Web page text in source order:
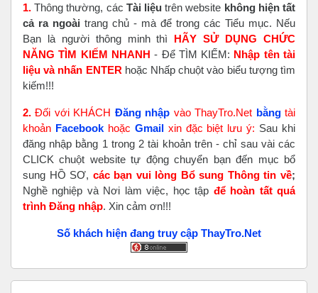
1. Thông thường, các Tài liệu trên website không hiện tất
cả ra ngoài trang chủ - mà để trong các Tiểu mục. Nếu
Bạn là người thông minh thì HÃY SỬ DỤNG CHỨC
NĂNG TÌM KIẾM NHANH - Để TÌM KIẾM: Nhập tên tài
liệu và nhấn ENTER hoặc Nhấp chuột vào biểu tượng tìm
kiếm!!!
2. Đối với KHÁCH Đăng nhập vào ThayTro.Net bằngtài
khoản Facebook hoặc Gmailxin đặc biệt lưu ý: Sau khi
đăng nhập bằng 1 trong 2 tài khoản trên - chỉ sau vài các
CLICK chuột website tự động chuyển bạn đến mục bổ
sung HỒ SƠ, các bạn vui lòng Bổ sung Thông tin về;
Nghề nghiệp và Nơi làm việc, học tập để hoàn tấtquá
trình Đăng nhập. Xin cảm ơn!!!
Số khách hiện đang truy cập ThayTro.Net